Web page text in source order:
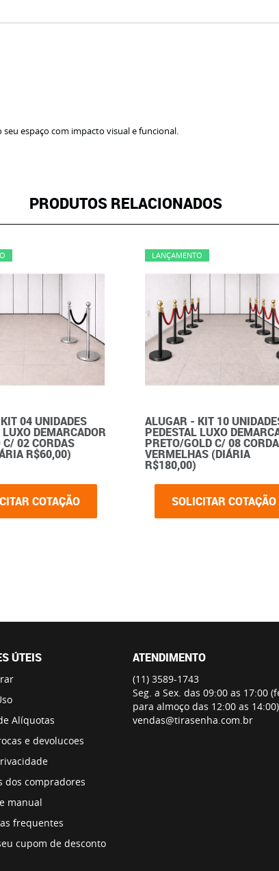
espaço com impacto visual e funcional.
PRODUTOS RELACIONADOS
04 UNIDADES
DEMARCADOR
C/ 02 CORDAS
R$60,00)
COTAÇÃO
LANÇAMENTO
ALUGAR - KIT 10
PEDESTAL LUXO
PRETO/GOLD C/ 08
VERMELHAS (DIÁRIA
R$180,00)
SOLICITAR COTAÇÃO
ÚTEIS
Alíquotas
e devolucoes
dos compradores
manual
frequentes
cupom de desconto
ATENDIMENTO
(11) 3589-1743
Seg. a Sex. das 09:00 as 17:00
para almoço das 12:00 as 14:00)
vendas@tirasenha.com.br